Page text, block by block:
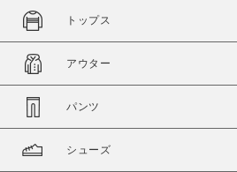
在庫
在庫あり
トップス
アウター
パンツ
シューズ